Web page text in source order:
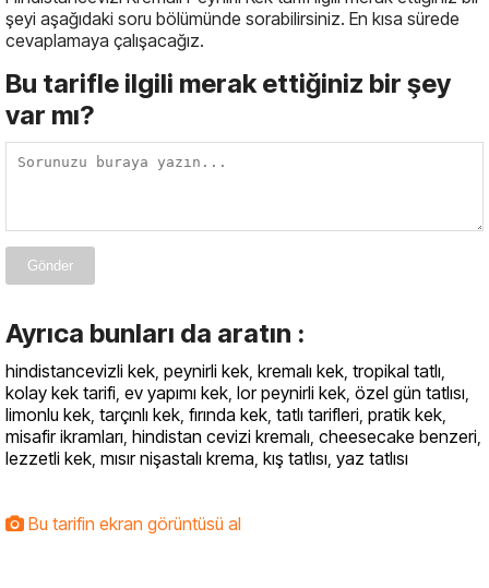
şeyi aşağıdaki soru bölümünde sorabilirsiniz. En kısa sürede
cevaplamaya çalışacağız.
Bu tarifle ilgili merak ettiğiniz bir şey
var mı?
Gönder
Ayrıca bunları da aratın :
hindistancevizli kek, peynirli kek, kremalı kek, tropikal tatlı,
kolay kek tarifi, ev yapımı kek, lor peynirli kek, özel gün tatlısı,
limonlu kek, tarçınlı kek, fırında kek, tatlı tarifleri, pratik kek,
misafir ikramları, hindistan cevizi kremalı, cheesecake benzeri,
lezzetli kek, mısır nişastalı krema, kış tatlısı, yaz tatlısı
Bu tarifin ekran görüntüsü al